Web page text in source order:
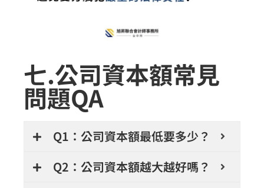
七.公司資本額常見
問題QA
Q1：公司資本額最低要多少？
Q2：公司資本額越大越好嗎？